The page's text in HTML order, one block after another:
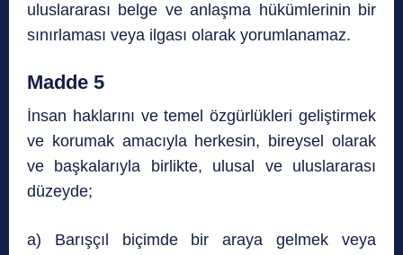
uluslararası belge ve anlaşma hükümlerinin bir
sınırlaması veya ilgası olarak yorumlanamaz.
Madde 5
İnsan haklarını ve temel özgürlükleri geliştirmek
ve korumak amacıyla herkesin, bireysel olarak
ve başkalarıyla birlikte, ulusal ve uluslararası
düzeyde;
a) Barışçıl biçimde bir araya gelmek veya